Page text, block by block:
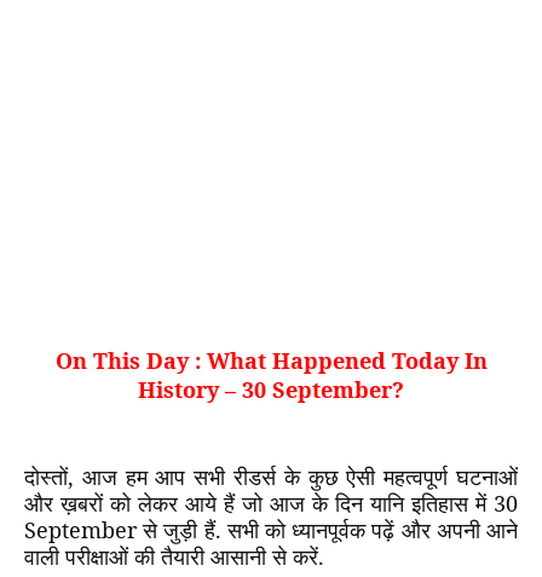
On This Day : What Happened Today In
History – 30 September?
दोस्तों, आज हम आप सभी रीडर्स के कुछ ऐसी महत्वपूर्ण घटनाओं
और ख़बरों को लेकर आये हैं जो आज के दिन यानि इतिहास में 30
Septemberसे जुड़ी हैं. सभी को ध्यानपूर्वक पढ़ें और अपनी आने
वाली परीक्षाओं की तैयारी आसानी से करें.